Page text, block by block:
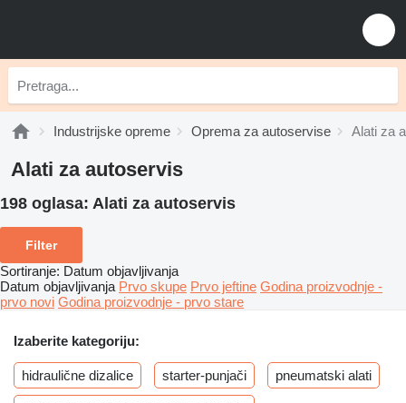
Industrijske opreme Oprema za autoservise Alati za
Alati za autoservis
198 oglasa: Alati za autoservis
Filter
Sortiranje: Datum objavljivanja
Datum objavljivanja Prvo skupe Prvo jeftine Godina proizvodnje -
prvo novi Godina proizvodnje - prvo stare
Izaberite kategoriju:
hidraulične dizalice starter-punjači pneumatski alati